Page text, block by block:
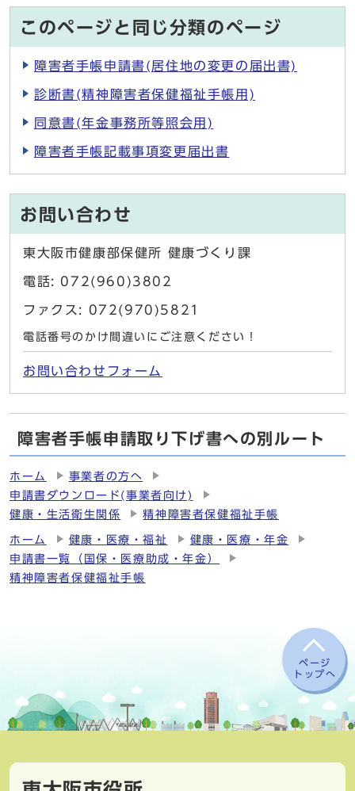
このページと同じ分類のページ
障害者手帳申請書(居住地の変更の届出書)
診断書(精神障害者保健福祉手帳用)
同意書(年金事務所等照会用)
障害者手帳記載事項変更届出書
お問い合わせ
東大阪市健康部保健所 健康づくり課
電話: 072(960)3802
ファクス: 072(970)5821
電話番号のかけ間違いにご注意ください！
お問い合わせフォーム
障害者手帳申請取り下げ書への別ルート
ホーム
事業者の方へ
申請書ダウンロード(事業者向け)
健康・生活衛生関係
精神障害者保健福祉手帳
ホーム 健康・医療・福祉
健康・医療・年金
申請書一覧（国保・医療助成・年金）
精神障害者保健福祉手帳
ページ
トップへ